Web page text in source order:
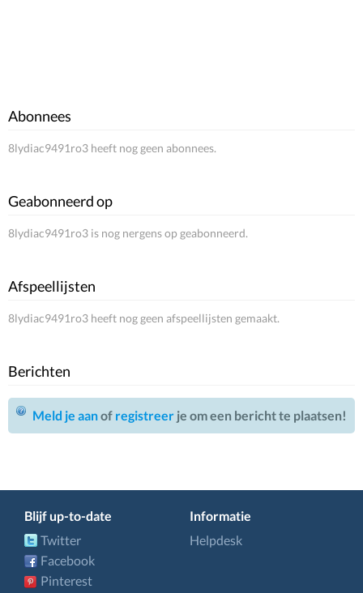
Abonnees
8lydiac9491ro3 heeft nog geen abonnees.
Geabonneerd op
8lydiac9491ro3 is nog nergens op geabonneerd.
Afspeellijsten
8lydiac9491ro3 heeft nog geen afspeellijsten gemaakt.
Berichten
Meld je aanof registreer je om een bericht te plaatsen!
Blijf up-to-date
Twitter
Facebook
Pinterest
Informatie
Helpdesk